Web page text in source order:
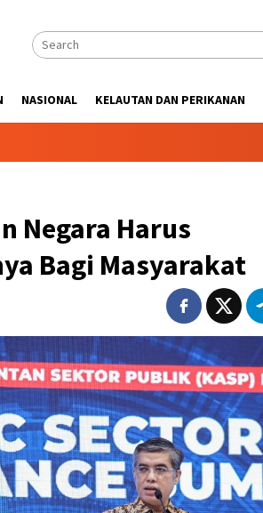
NASIONAL KELAUTAN DAN PERIKANAN
Negara Harus
Bagi Masyarakat